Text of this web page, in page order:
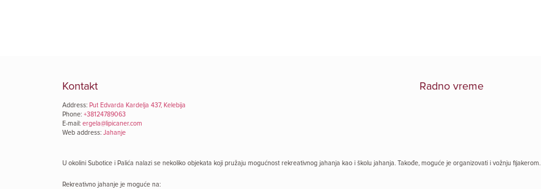
Kontakt
Address: Put Edvarda Kardelja 437, Kelebija
Phone: +38124789063
E-mail: ergela@lipicaner.com
Web address: Jahanje
Radno vreme
U okolini Subotice i Palića nalazi se nekoliko objekata koji pružaju mogućnost rekreativnog jahanja kao i školu jahanja. Takođe, moguće je organizovati i vožnju fijakerom.
Rekreativno jahanje je moguće na: